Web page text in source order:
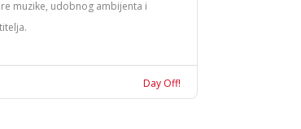
muzike, udobnog ambijenta i
Day Off!